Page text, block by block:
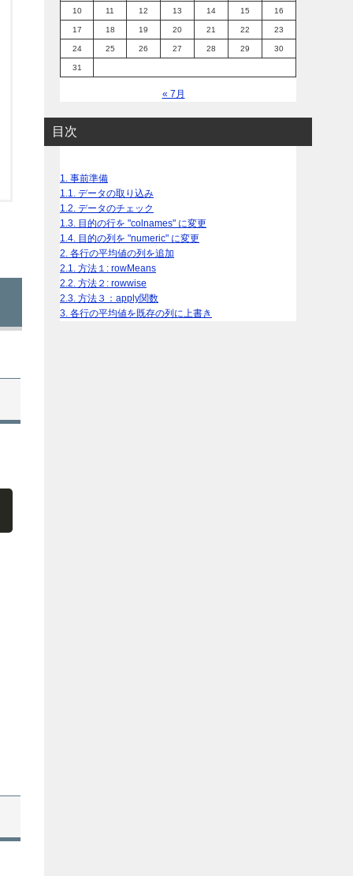
10 11 12 13 14 15 16
17 18 19 20 21 22 23
24 25 26 27 28 29 30
31
« 7月
目次
1. 事前準備
1.1. データの取り込み
1.2. データのチェック
1.3. 目的の行を "colnames" に変更
1.4. 目的の列を "numeric" に変更
2. 各行の平均値の列を追加
2.1. 方法１: rowMeans
2.2. 方法２: rowwise
2.3. 方法３：apply関数
3. 各行の平均値を既存の列に上書き